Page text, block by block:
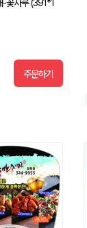
꽃자루 (391*1
주문하기